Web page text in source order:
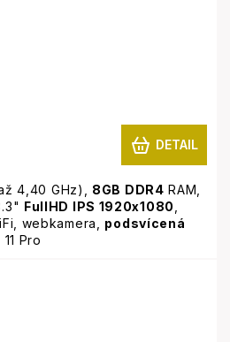
DETAIL
4,40 GHz), 8GB DDR4 RAM,
FullHD IPS 1920x1080
webkamera, podsvícená
Pro